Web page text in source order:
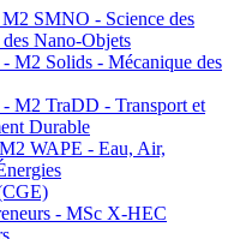
SMNO - Science des
Nano-Objets
M2 Solids - Mécanique des
M2 TraDD - Transport et
Durable
WAPE - Eau, Air,
- MSc X-HEC